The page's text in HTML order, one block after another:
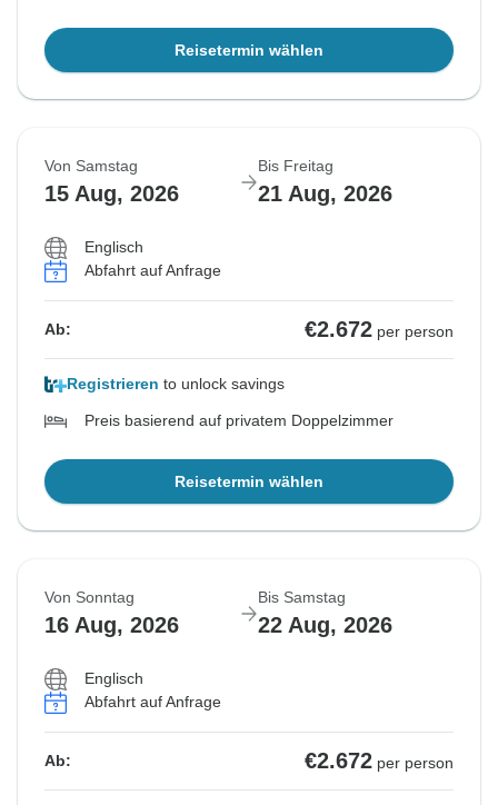
Reisetermin wählen
Von Samstag
15 Aug, 2026
Bis Freitag
21 Aug, 2026
Englisch
Abfahrt auf Anfrage
Ab: €2.672 per person
Registrieren to unlock savings
Preis basierend auf privatem Doppelzimmer
Reisetermin wählen
Von Sonntag
16 Aug, 2026
Bis Samstag
22 Aug, 2026
Englisch
Abfahrt auf Anfrage
Ab: €2.672 per person